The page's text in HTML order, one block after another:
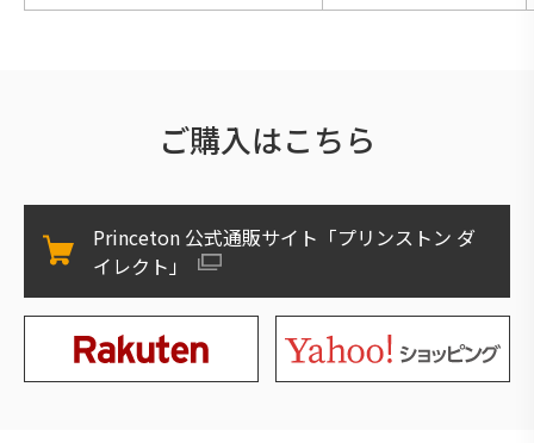
ご購入はこちら
Princeton 公式通販サイト「プリンストン ダ
イレクト」